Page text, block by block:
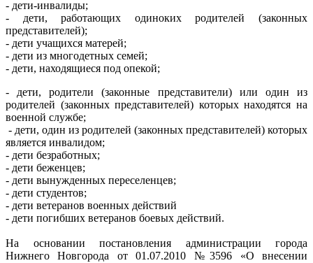
- дети-инвалиды;
- дети, работающих одиноких родителей (законных
представителей);
- дети учащихся матерей;
- дети из многодетных семей;
- дети, находящиеся под опекой;
- дети, родители (законные представители) или один из
родителей (законных представителей) которых находятся на
военной службе;
- дети, один из родителей (законных представителей) которых
является инвалидом;
- дети безработных;
- дети беженцев;
- дети вынужденных переселенцев;
- дети студентов;
- дети ветеранов военных действий
- дети погибших ветеранов боевых действий.
На основании постановления администрации города
Нижнего Новгорода от 01.07.2010 №3596 «О внесении